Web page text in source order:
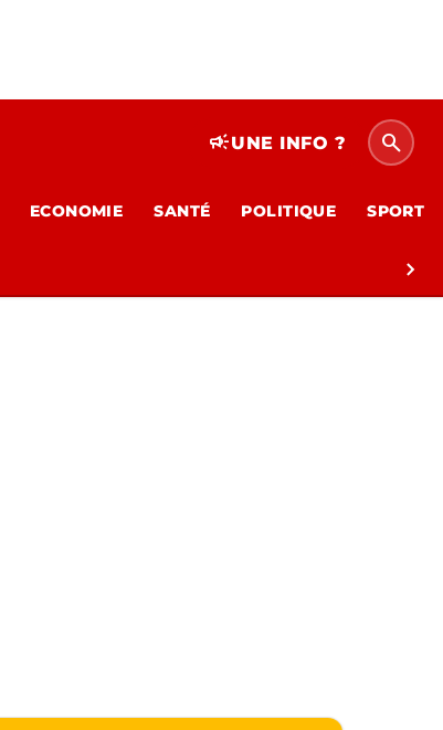
campaignUNE INFO ? search
ECONOMIE SANTÉ POLITIQUE SPORT
chevron_right